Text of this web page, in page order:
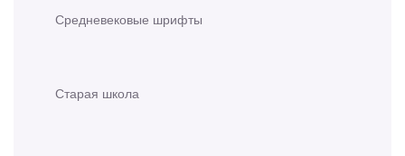
Средневековые шрифты
Старая школа